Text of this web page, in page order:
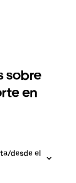
sobre
en
desde el